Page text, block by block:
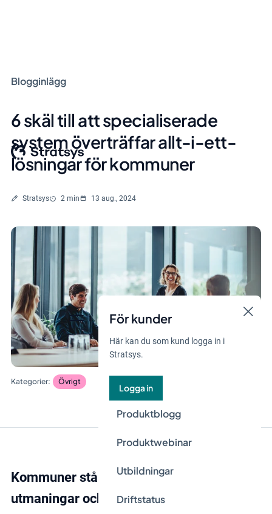
För kunder
Här kan du som kund logga in i
Stratsys.
Logga in
Produktblogg
Produktwebinar
Utbildningar
Driftstatus
Blogginlägg
6 skäl till att specialiserade
system överträffar allt-i-ett-
lösningar för kommuner
Skriven av
Stratsys Lästid
2 min 13 aug., 2024
Övrigt
Kommuner står inför både ökande
utmaningar och möjligheter i den